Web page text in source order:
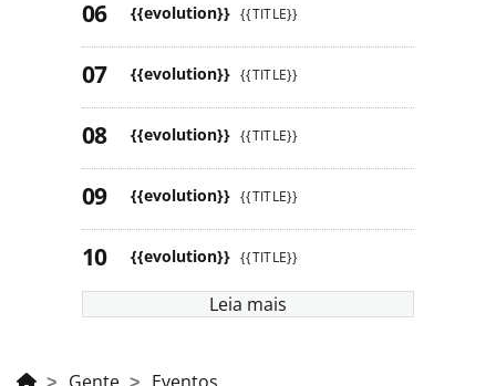
{{evolution}} {{TITLE}}
{{evolution}} {{TITLE}}
{{evolution}} {{TITLE}}
{{evolution}} {{TITLE}}
{{evolution}} {{TITLE}}
Leia mais